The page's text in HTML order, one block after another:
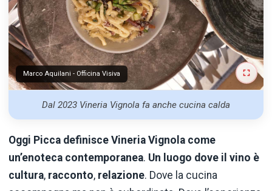
Marco Aquilani - Officina Visiva
Dal 2023 Vineria Vignola fa anche cucina calda
Oggi Picca definisce Vineria Vignola come
un’enoteca contemporanea. Un luogo dove il vino è
cultura, racconto, relazione. Dove la cucina